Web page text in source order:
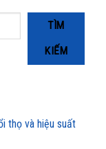
TÌM
KIẾM
thọ và hiệu suất